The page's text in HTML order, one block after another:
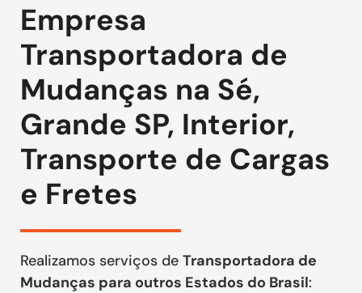
Empresa
Transportadora de
Mudanças na Sé,
Grande SP, Interior,
Transporte de Cargas
e Fretes
Realizamos serviços de Transportadora de
Mudanças para outros Estados do Brasil: